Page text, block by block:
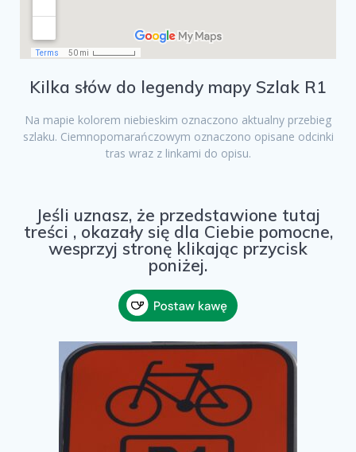
Kilka słów do legendy mapy Szlak R1
Na mapie kolorem niebieskim oznaczono aktualny przebieg
szlaku. Ciemnopomarańczowym oznaczono opisane odcinki
tras wraz z linkami do opisu.
Jeśli uznasz, że przedstawione tutaj
treści , okazały się dla Ciebie pomocne,
wesprzyj stronę klikając przycisk
poniżej.